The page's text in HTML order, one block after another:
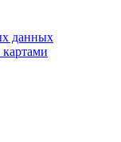
данных